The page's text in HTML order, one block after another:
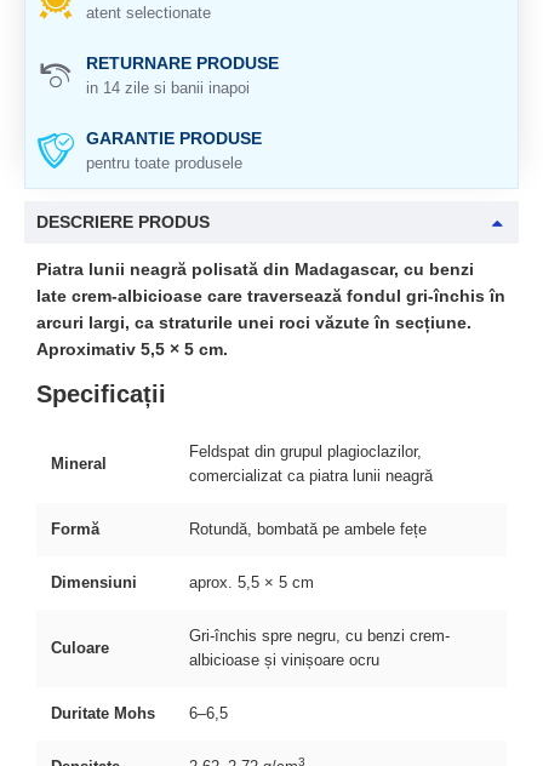
atent selectionate
RETURNARE PRODUSE
in 14 zile si banii inapoi
GARANTIE PRODUSE
pentru toate produsele
DESCRIERE PRODUS
Piatra lunii neagră polisată din Madagascar, cu benzi
late crem-albicioase care traversează fondul gri-închis în
arcuri largi, ca straturile unei roci văzute în secțiune.
Aproximativ 5,5 × 5 cm.
Specificații
Mineral
Feldspat din grupul plagioclazilor,
comercializat ca piatra lunii neagră
Formă Rotundă, bombată pe ambele fețe
Dimensiuni aprox. 5,5 × 5 cm
Culoare
Gri-închis spre negru, cu benzi crem-
albicioase și vinișoare ocru
Duritate Mohs 6–6,5
3